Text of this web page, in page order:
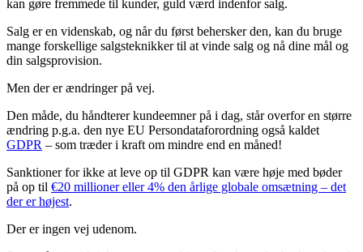
kan gøre fremmede til kunder, guld værd indenfor salg.
Salg er en videnskab, og når du først behersker den, kan du bruge
mange forskellige salgsteknikker til at vinde salg og nå dine mål og
din salgsprovision.
Men der er ændringer på vej.
Den måde, du håndterer kundeemner på i dag, står overfor en større
ændring p.g.a. den nye EU Persondataforordning også kaldet
GDPR – som træder i kraft om mindre end en måned!
Sanktioner for ikke at leve op til GDPR kan være høje med bøder
på op til €20 millioner eller 4% den årlige globale omsætning – det
der er højest.
Der er ingen vej udenom.